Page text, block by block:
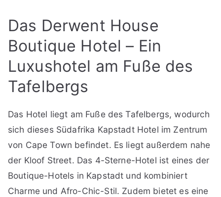
Das Derwent House
Boutique Hotel – Ein
Luxushotel am Fuße des
Tafelbergs
Das Hotel liegt am Fuße des Tafelbergs, wodurch
sich dieses Südafrika Kapstadt Hotel im Zentrum
von Cape Town befindet. Es liegt außerdem nahe
der Kloof Street. Das 4-Sterne-Hotel ist eines der
Boutique-Hotels in Kapstadt und kombiniert
Charme und Afro-Chic-Stil. Zudem bietet es eine